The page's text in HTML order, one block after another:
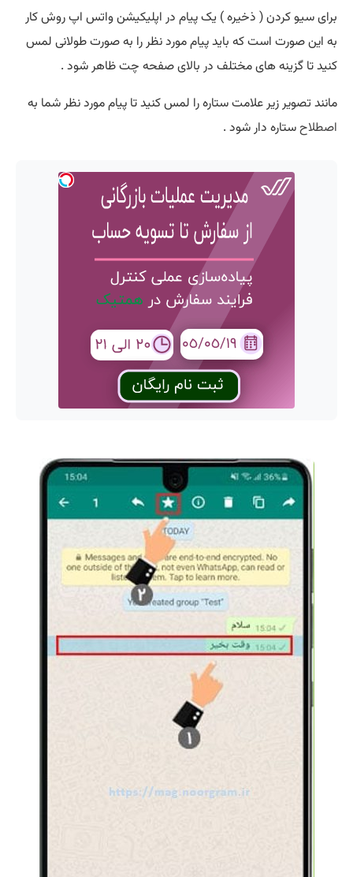
برای سیو کردن ( ذخیره ) یک پیام در اپلیکیشن واتس اپ روش کار
به این صورت است که باید پیام مورد نظر را به صورت طولانی لمس
کنید تا گزینه های مختلف در بالای صفحه چت ظاهر شود .
مانند تصویر زیر علامت ستاره را لمس کنید تا پیام مورد نظر شما به
اصطلاحستاره دار شود .